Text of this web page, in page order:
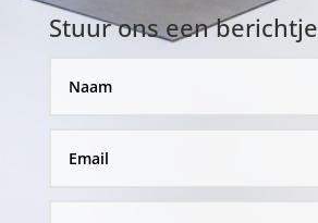
Stuur ons een berichtje